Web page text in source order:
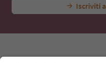
Iscriviti